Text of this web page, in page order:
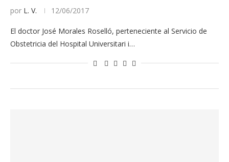
por L. V. 12/06/2017
El doctor José Morales Roselló, perteneciente al Servicio de
Obstetricia del Hospital Universitari i…